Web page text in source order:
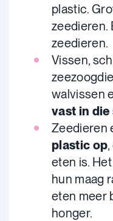
plastic.
zeedieren.
zeedieren.
Vissen,
walvissen
vast in die
Zeedieren
plastic op
eten is.
hun maag
eten meer
honger.